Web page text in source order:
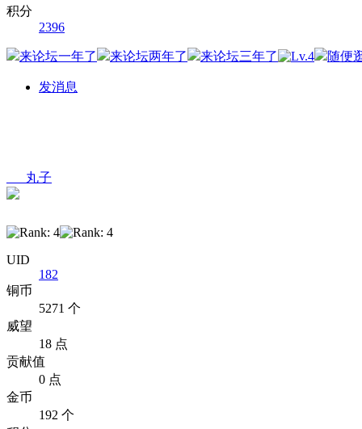
积分
2396
发消息
___丸子
UID
182
铜币
5271 个
威望
18 点
贡献值
0 点
金币
192 个